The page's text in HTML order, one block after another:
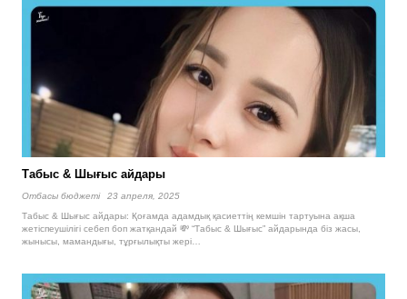
Табыс & Шығыс айдары
Отбасы бюджетi
23 апреля, 2025
Табыс & Шығыс айдары: Қоғамда адамдық қасиеттің кемшін тартуына ақша
жетіспеушілігі себеп боп жатқандай 💸 “Табыс & Шығыс” айдарында біз жасы,
жынысы, мамандығы, тұрғылықты жері…